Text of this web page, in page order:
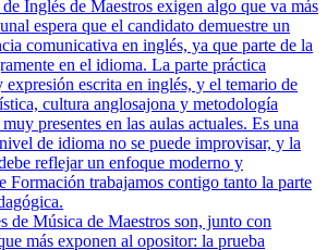
Inglés de Maestros exigen algo que va más
espera que el candidato demuestre un
comunicativa en inglés, ya que parte de la
en el idioma. La parte práctica
escrita en inglés, y el temario de
cultura anglosajona y metodología
presentes en las aulas actuales. Es una
de idioma no se puede improvisar, y la
reflejar un enfoque moderno y
Formación trabajamos contigo tanto la parte
de Música de Maestros son, junto con
más exponen al opositor: la prueba